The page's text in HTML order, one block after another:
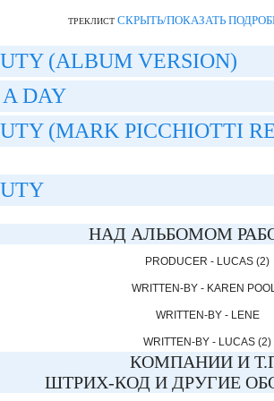
ТРЕКЛИСТ СКРЫТЬ/ПОКАЗАТЬ
(ALBUM VERSION)
A DAY
(MARK PICCHIOTTI
НАД АЛЬБОМОМ
PRODUCER - LUCAS (2)
WRITTEN-BY - KAREN
WRITTEN-BY - LENE
WRITTEN-BY - LUCAS (2)
КОМПАНИИ И
ШТРИХ-КОД И ДРУГИЕ